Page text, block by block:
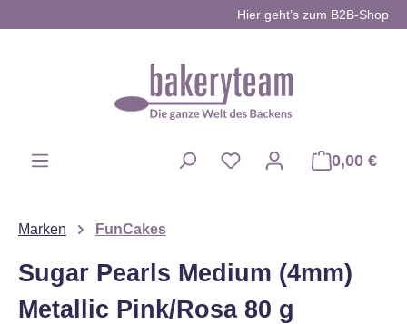
Hier geht’s zum B2B-Shop
0,00 €
Marken FunCakes
Sugar Pearls Medium (4mm)
Metallic Pink/Rosa 80 g